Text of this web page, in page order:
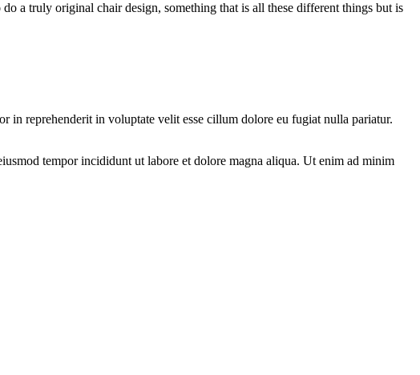
a truly original chair design, something that is all these different things but is
in reprehenderit in voluptate velit esse cillum dolore eu fugiat nulla pariatur.
tempor incididunt ut labore et dolore magna aliqua. Ut enim ad minim